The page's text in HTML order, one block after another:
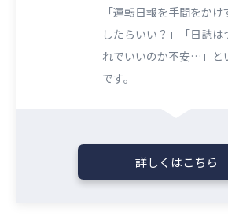
「運転日報を手間をか
したらいい？」「日誌は
れでいいのか不安…」と
です。
詳しくはこちら